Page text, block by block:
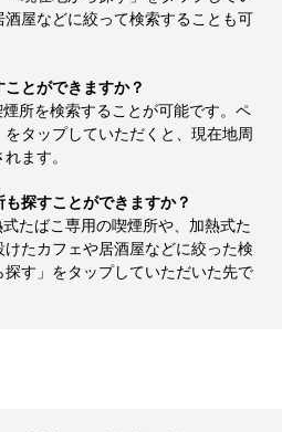
屋などに絞って検索することも可
とができますか？
所を検索することが可能です。ペ
タップしていただくと、現在地周
ます。
探すことができますか？
たばこ専用の喫煙所や、加熱式た
たカフェや居酒屋などに絞った検
す」をタップしていただいた先で